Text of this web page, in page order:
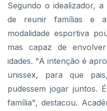
Segundo o idealizador,
de reunir famílias e
modalidade esportiva
mas capaz de
idades. "A intenção é
unissex, para que
pudessem jogar juntos.
família", destacou.